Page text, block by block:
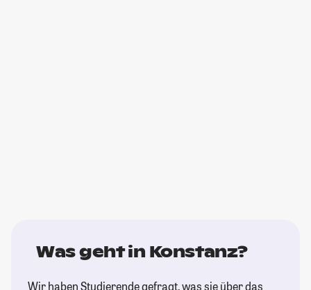
Was geht in Konstanz?
Wir haben Studierende gefragt, was sie über das